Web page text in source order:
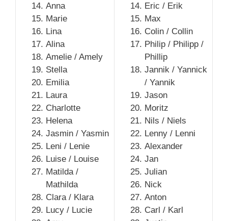
Anna
Marie
Lina
Alina
Amelie / Amely
Stella
Emilia
Laura
Charlotte
Helena
Jasmin / Yasmin
Leni / Lenie
Luise / Louise
Matilda /
Mathilda
Clara / Klara
Lucy / Lucie
Eric / Erik
Max
Colin / Collin
Philip / Philipp /
Phillip
Jannik / Yannick
/ Yannik
Jason
Moritz
Nils / Niels
Lenny / Lenni
Alexander
Jan
Julian
Nick
Anton
Carl / Karl